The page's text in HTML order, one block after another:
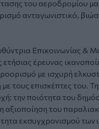
του αεροδρομίου
ανταγωνιστικό,
Επικοινωνίας &
έρευνας
με ισχυρή
τους επισκέπτες του.
την ποιότητα του
αξιοποίηση του
εκσυγχρονισμού των